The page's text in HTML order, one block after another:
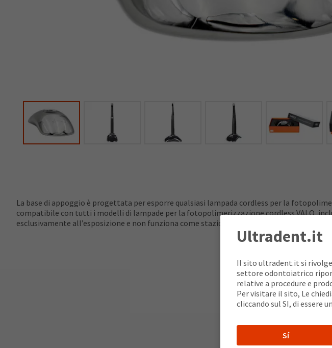
La base di appoggio è progettata per esporre qualsiasi lampada cordless per la
compatibile con tutti i modelli di lampade per la fotopolimerizzazione cordless VALO,
esclusivamente all’esposizione e non funziona come stazione di ricarica.
Ultradent.it
Il sito ultradent.it si
settore odontoiatrico
relative a procedure e
Per visitare il sito, Le
cliccando sul SI, di essere
Sí